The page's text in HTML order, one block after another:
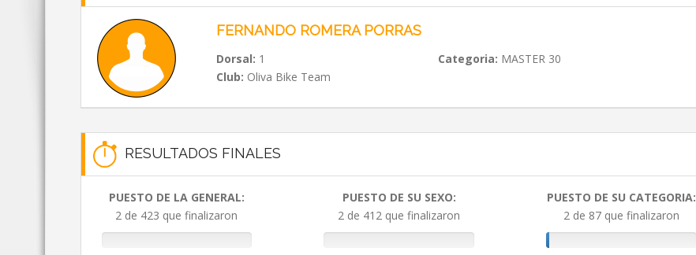
FERNANDO ROMERA PORRAS
Dorsal: 1 Categoria: MASTER 30
Club: Oliva Bike Team
RESULTADOS FINALES
PUESTO DE LA GENERAL:
2 de 423 que finalizaron
PUESTO DE SU SEXO:
2 de 412 que finalizaron
PUESTO DE SU CATEGORIA:
2 de 87 que finalizaron